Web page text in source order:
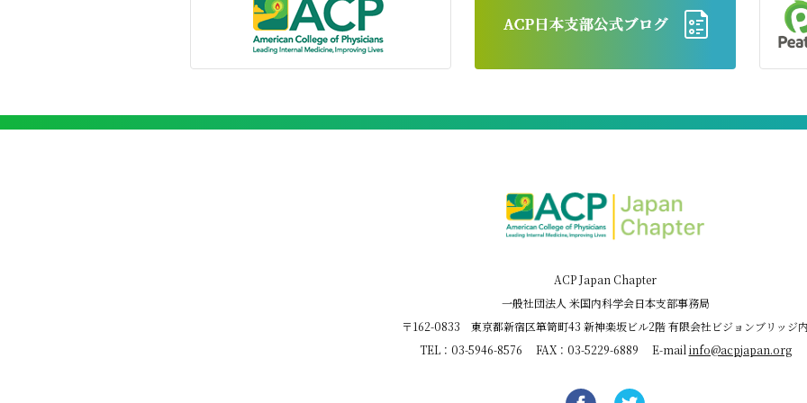
ACP Japan Chapter
一般社団法人 米国内科学会日本支部事務局
〒162-0833 東京都新宿区箪笥町43 新神楽坂ビル2階有限会社ビジョンブリッジ
TEL：03-5946-8576 FAX：03-5229-6889 E-mail info@acpjapan.org